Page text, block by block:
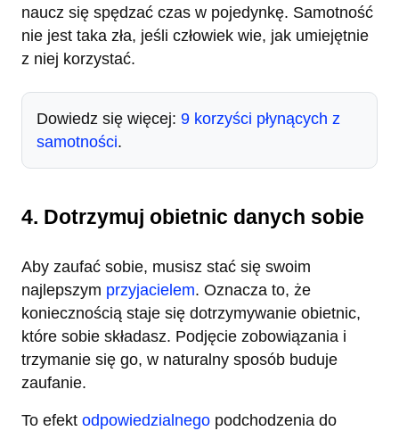
naucz się spędzać czas w pojedynkę. Samotność
nie jest taka zła, jeśli człowiek wie, jak umiejętnie
z niej korzystać.
Dowiedz się więcej: 9 korzyści płynących z
samotności.
4. Dotrzymuj obietnic danych sobie
Aby zaufać sobie, musisz stać się swoim
najlepszym przyjacielem. Oznacza to, że
koniecznością staje się dotrzymywanie obietnic,
które sobie składasz. Podjęcie zobowiązania i
trzymanie się go, w naturalny sposób buduje
zaufanie.
To efekt odpowiedzialnego podchodzenia do